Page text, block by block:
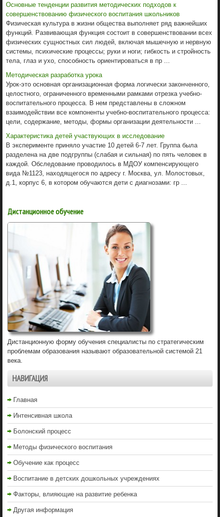
Основные тенденции развития методических подходов к
совершенствованию физического воспитания школьников
Физическая культура в жизни общества выполняет ряд важнейших
функций. Развивающая функция состоит в совершенствовании всех
физических сущностных сил людей, включая мышечную и нервную
системы, психические процессы; руки и ноги; гибкость и стройность
тела, глаз и ухо, способность ориентироваться в пр ...
Методическая разработка урока
Урок-это основная организационная форма логически законченного,
целостного, ограниченного временными рамками отрезка учебно-
воспитательного процесса. В нем представлены в сложном
взаимодействии все компоненты учебно-воспитательного процесса:
цели, содержание, методы, формы организации деятельности ...
Характеристика детей участвующих в исследование
В эксперименте приняло участие 10 детей 6-7 лет. Группа была
разделена на две подгруппы (слабая и сильная) по пять человек в
каждой. Обследование проводилось в МДОУ компенсирующего
вида №1123, находящегося по адресу г. Москва, ул. Молостовых,
д.1, корпус 6, в котором обучаются дети с диагнозами: гр ...
Дистанционное обучение
Дистанционную форму обучения специалисты по стратегическим
проблемам образования называют образовательной системой 21
века.
НАВИГАЦИЯ
Главная
Интенсивная школа
Болонский процесс
Методы физического воспитания
Обучение как процесс
Воспитание в детских дошкольных учреждениях
Факторы, влияющие на развитие ребенка
Другая информация